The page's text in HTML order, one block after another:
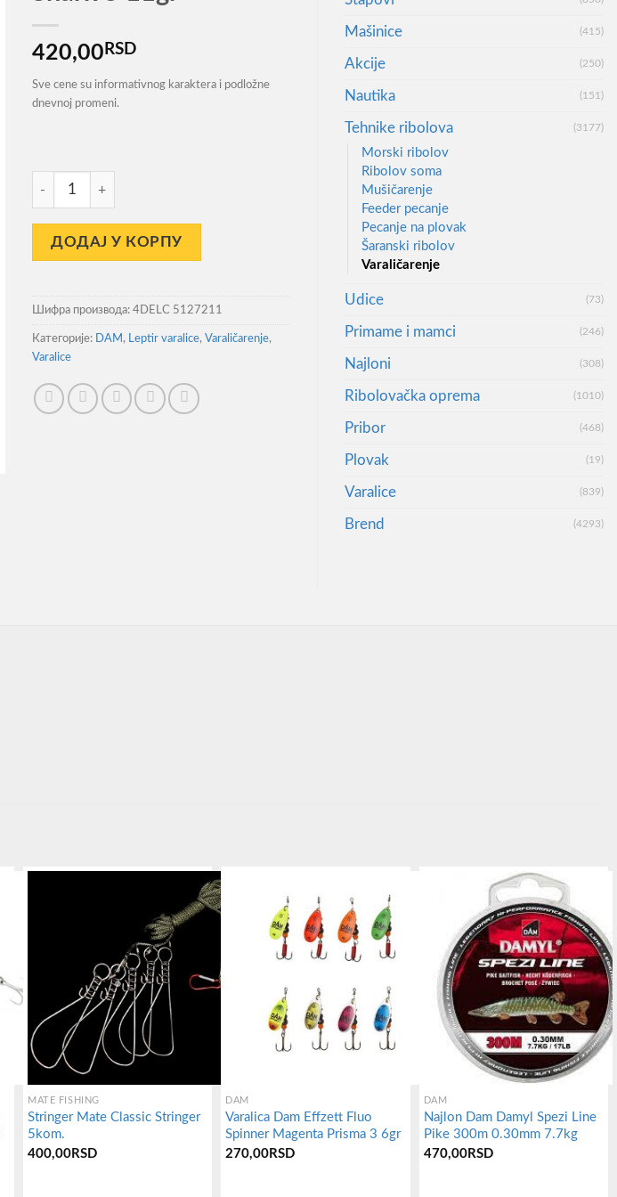
420,00 RSD
Sve cene su informativnog karaktera i podložne
dnevnoj promeni.
Varalica Dam Effzett Executor Spinner Fire Shark 5 11gr количина
ДОДАЈ У КОРПУ
Шифра производа: 4DELC 5127211
Категорије: DAM , Leptir varalice, Varaličarenje,
Varalice
Mašinice (415)
Akcije (250)
Nautika (151)
Tehnike ribolova (3177)
Morski ribolov
Ribolov soma
Mušičarenje
Feeder pecanje
Pecanje na plovak
Šaranski ribolov
Varaličarenje
Udice (73)
Primame i mamci (246)
Najloni (308)
Ribolovačka oprema (1010)
Pribor (468)
Plovak (19)
Varalice (839)
Brend (4293)
MATE FISHING
Stringer Mate Classic Stringer
5kom.
400,00RSD
DAM
Varalica Dam Effzett Fluo
Spinner Magenta Prisma 3 6gr
270,00 RSD
DAM
Najlon Dam Damyl Spezi Line
Pike 300m 0.30mm 7.7kg
470,00RSD